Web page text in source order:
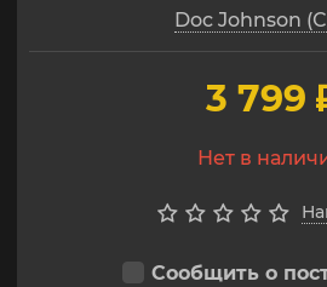
Doc Johnson
3 799
Нет в
Сообщить о